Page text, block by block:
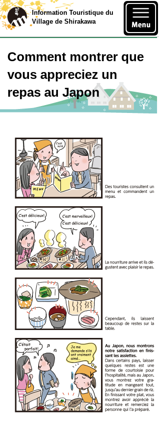
Information Touristique du
Village de Shirakawa
Comment montrer que
vous appreciez un
repas au Japon